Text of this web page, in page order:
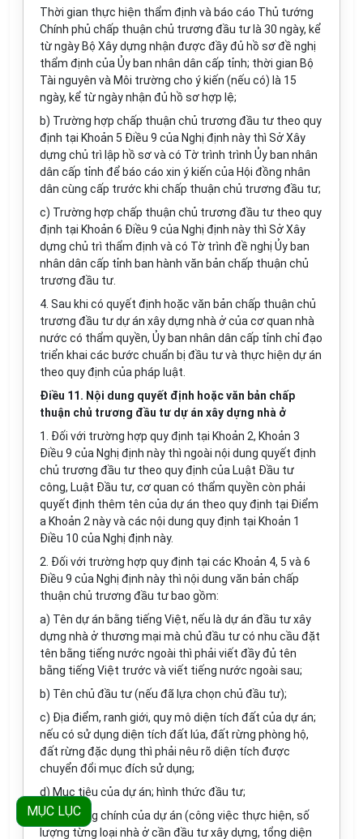
Thời gian thực hiện thẩm định và báo cáo Thủ tướng
Chính phủ chấp thuận chủ trương đầu tư là 30 ngày, kể
từ ngày Bộ Xây dựng nhận được đầy đủ hồ sơ đề nghị
thẩm định của Ủy ban nhân dân cấp tỉnh; thời gian Bộ
Tài nguyên và Môi trường cho ý kiến (nếu có) là 15
ngày, kể từ ngày nhận đủ hồ sơ hợp lệ;
b) Trường hợp chấp thuận chủ trương đầu tư theo quy
định tại Khoản 5 Điều 9 của Nghị định này thì Sở Xây
dựng chủ trì lập hồ sơ và có Tờ trình trình Ủy ban nhân
dân cấp tỉnh để báo cáo xin ý kiến của Hội đồng nhân
dân cùng cấp trước khi chấp thuận chủ trương đầu tư;
c) Trường hợp chấp thuận chủ trương đầu tư theo quy
định tại Khoản 6 Điều 9 của Nghị định này thì Sở Xây
dựng chủ trì thẩm định và có Tờ trình đề nghị Ủy ban
nhân dân cấp tỉnh ban hành văn bản chấp thuận chủ
trương đầu tư.
4. Sau khi có quyết định hoặc văn bản chấp thuận chủ
trương đầu tư dự án xây dựng nhà ở của cơ quan nhà
nước có thẩm quyền, Ủy ban nhân dân cấp tỉnh chỉ đạo
triển khai các bước chuẩn bị đầu tư và thực hiện dự án
theo quy định của pháp luật.
Điều 11. Nội dung quyết định hoặc văn bản chấp
thuận chủ trương đầu tư dự án xây dựng nhà ở
1. Đối với trường hợp quy định tại Khoản 2, Khoản 3
Điều 9 của Nghị định này thì ngoài nội dung quyết định
chủ trương đầu tư theo quy định của Luật Đầu tư
công, Luật Đầu tư, cơ quan có thẩm quyền còn phải
quyết định thêm tên của dự án theo quy định tại Điểm
a Khoản 2 này và các nội dung quy định tại Khoản 1
Điều 10 của Nghị định này.
2. Đối với trường hợp quy định tại các Khoản 4, 5 và 6
Điều 9 của Nghị định này thì nội dung văn bản chấp
thuận chủ trương đầu tư bao gồm:
a) Tên dự án bằng tiếng Việt, nếu là dự án đầu tư xây
dựng nhà ở thương mại mà chủ đầu tư có nhu cầu đặt
tên bằng tiếng nước ngoài thì phải viết đầy đủ tên
bằng tiếng Việt trước và viết tiếng nước ngoài sau;
b) Tên chủ đầu tư (nếu đã lựa chọn chủ đầu tư);
c) Địa điểm, ranh giới, quy mô diện tích đất của dự án;
nếu có sử dụng diện tích đất lúa, đất rừng phòng hộ,
đất rừng đặc dụng thì phải nêu rõ diện tích được
chuyển đổi mục đích sử dụng;
d) Mục tiêu của dự án; hình thức đầu tư;
đ) Nội dung chính của dự án (công việc thực hiện, số
lượng từng loại nhà ở cần đầu tư xây dựng, tổng diện
MỤC LỤC